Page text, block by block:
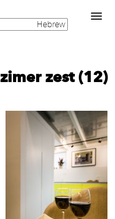
Toggle
navigation
zimer zest (12)